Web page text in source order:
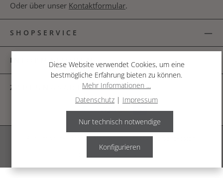
Oder über unser Kontaktformular.
SHOPSERVICE
INFORMATIONEN
ZAHLUNGSARTEN
Alle Preise inkl. gesetzl. Mehrwertsteuer zzgl.
Diese Website verwendet Cookies, um eine
bestmögliche Erfahrung bieten zu können.
Mehr Informationen ...
Datenschutz | Impressum
Nur technisch notwendige
Konfigurieren